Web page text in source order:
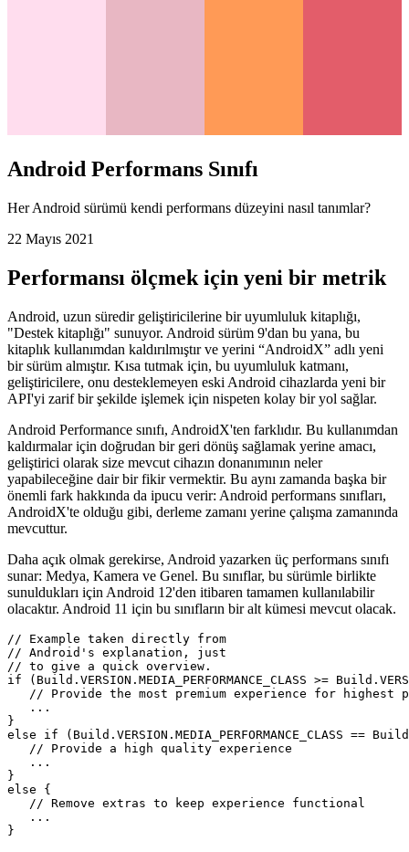
Android Performans Sınıfı
Her Android sürümü kendi performans düzeyini nasıl tanımlar?
22 Mayıs 2021
Performansı ölçmek için yeni bir metrik
Android, uzun süredir geliştiricilerine bir uyumluluk kitaplığı,
"Destek kitaplığı" sunuyor. Android sürüm 9'dan bu yana, bu
kitaplık kullanımdan kaldırılmıştır ve yerini “AndroidX” adlı yeni
bir sürüm almıştır. Kısa tutmak için, bu uyumluluk katmanı,
geliştiricilere, onu desteklemeyen eski Android cihazlarda yeni bir
API'yi zarif bir şekilde işlemek için nispeten kolay bir yol sağlar.
Android Performance sınıfı, AndroidX'ten farklıdır. Bu kullanımdan
kaldırmalar için doğrudan bir geri dönüş sağlamak yerine amacı,
geliştirici olarak size mevcut cihazın donanımının neler
yapabileceğine dair bir fikir vermektir. Bu aynı zamanda başka bir
AndroidX'te olduğu gibi, derleme zamanı yerine çalışma zamanında
mevcuttur.
Daha açık olmak gerekirse, Android yazarken üç performans sınıfı
sunar: Medya, Kamera ve Genel. Bu sınıflar, bu sürümle birlikte
sunuldukları için Android 12'den itibaren tamamen kullanılabilir
olacaktır. Android 11 için bu sınıfların bir alt kümesi mevcut olacak.
// Example taken directly from
// Android's explanation, just
// to give a quick overview.
if (Build.VERSION.MEDIA_PERFORMANCE_CLASS >=
// Provide the most premium experience for highest
   ...
else if (Build.VERSION.MEDIA_PERFORMANCE_CLASS ==
   // Provide a high quality experience
   ...
else {